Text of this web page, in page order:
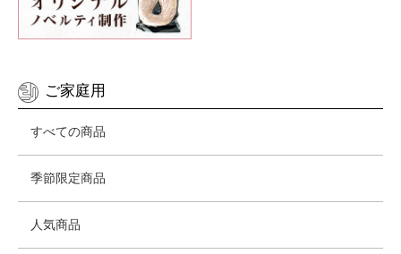
ご家庭用
すべての商品
季節限定商品
人気商品